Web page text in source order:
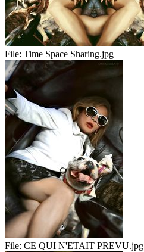
File: Time Space Sharing.jpg
File: CE QUI N'ETAIT PREVU.jpg